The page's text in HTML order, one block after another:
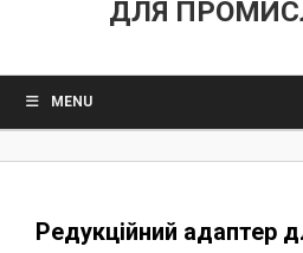
ДЛЯ
MENU
Редукційний адаптер